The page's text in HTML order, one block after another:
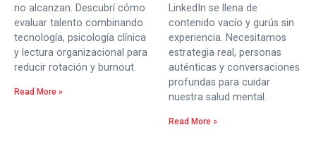
no alcanzan. Descubrí cómo
evaluar talento combinando
tecnología, psicología clínica
y lectura organizacional para
reducir rotación y burnout.
Read More »
LinkedIn se llena de
contenido vacío y gurús sin
experiencia. Necesitamos
estrategia real, personas
auténticas y conversaciones
profundas para cuidar
nuestra salud mental.
Read More »